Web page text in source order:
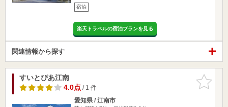
宿泊
楽天トラベルの宿泊プランを見る
関連情報から探す
お気に入
りに追加
すいとぴあ江南
4.0点/ 1 件
愛知県 / 江南市